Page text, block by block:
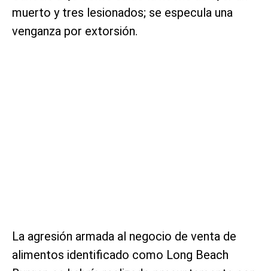
muerto y tres lesionados; se especula una
venganza por extorsión.
La agresión armada al negocio de venta de
alimentos identificado como Long Beach